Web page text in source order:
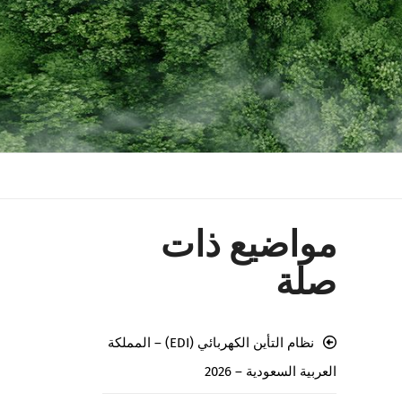
مواضيع ذات
صلة
نظام التأين الكهربائي (EDI) – المملكة
العربية السعودية – 2026